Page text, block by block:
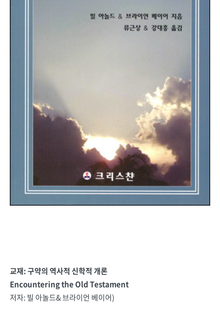
교재: 구약의 역사적 신학적 개론
Encountering the Old Testament
저자: 빌 아놀드& 브라이언 베이어)